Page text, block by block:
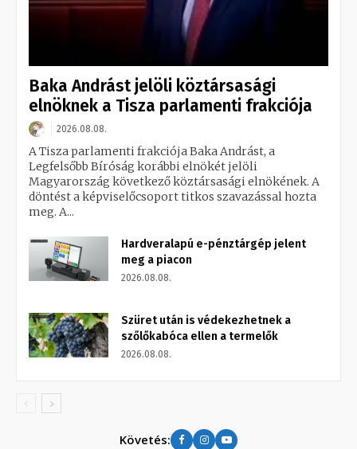
Baka Andrást jelöli köztársasági
elnöknek a Tisza parlamenti frakciója
2026.08.08.
A Tisza parlamenti frakciója Baka Andrást, a
Legfelsőbb Bíróság korábbi elnökét jelöli
Magyarország következő köztársasági elnökének. A
döntést a képviselőcsoport titkos szavazással hozta
meg. A...
Hardveralapú e-pénztárgép jelent
meg a piacon
2026.08.08.
Szüret után is védekezhetnek a
szőlőkabóca ellen a termelők
2026.08.08.
Követés: